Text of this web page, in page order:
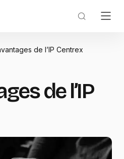
de l’IP Centrex
de l’IP